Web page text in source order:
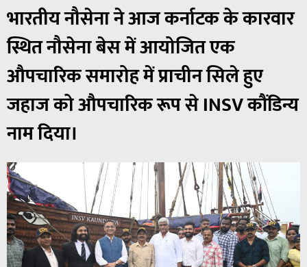
भारतीय नौसेना ने आज कर्नाटक के कारवार
स्थित नौसेना बेस में आयोजित एक
औपचारिक समारोह में प्राचीन सिले हुए
जहाज को औपचारिक रूप से INSV कौंडिन्य
नाम दिया।